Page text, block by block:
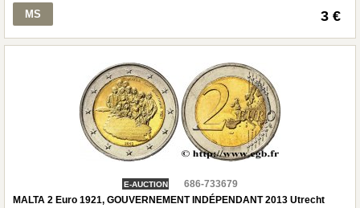
MS 3 €
E-AUCTION
686-733679
MALTA 2 Euro 1921, GOUVERNEMENT INDÉPENDANT 2013 Utrecht